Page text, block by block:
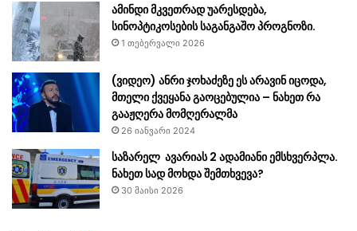
ამინდი მკვეთრად უარესდება,
სინოპტიკოსების საგანგაშო პროგნოზი.
1 თებერვალი 2026
(ვიდეო) ანრი ჯოხაძეზე ეს არავინ იცოდა,
მთელი ქვეყანა გაოცებულია – ნახეთ რა
გააჟღერა მომღერალმა
26 იანვარი 2024
საზარელ ავარიას 2 ადამიანი ემსხვერპლა.
ნახეთ სად მოხდა შემთხვევა?
30 მაისი 2026